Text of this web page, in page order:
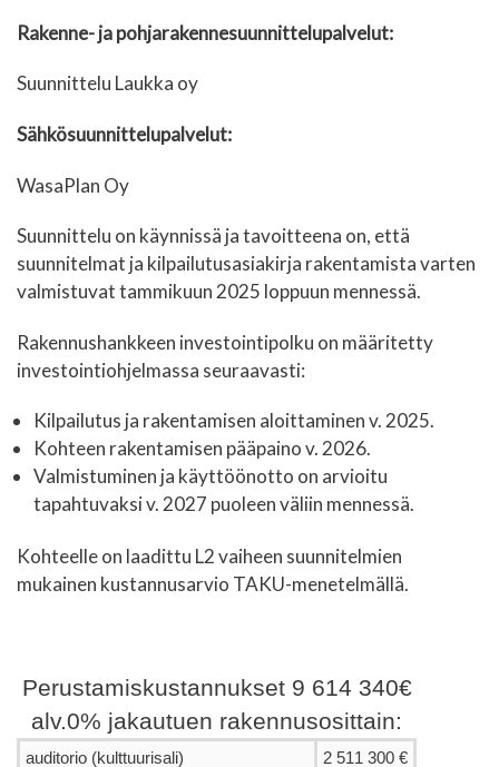
Rakenne- ja pohjarakennesuunnittelupalvelut:
Suunnittelu Laukka oy
Sähkösuunnittelupalvelut:
WasaPlan Oy
Suunnittelu on käynnissä ja tavoitteena on, että
suunnitelmat ja kilpailutusasiakirja rakentamista varten
valmistuvat tammikuun 2025 loppuun mennessä.
Rakennushankkeen investointipolku on määritetty
investointiohjelmassa seuraavasti:
Kilpailutus ja rakentamisen aloittaminen v. 2025.
Kohteen rakentamisen pääpaino v. 2026.
Valmistuminen ja käyttöönotto on arvioitu
tapahtuvaksi v. 2027 puoleen väliin mennessä.
Kohteelle on laadittu L2 vaiheen suunnitelmien
mukainen kustannusarvio TAKU-menetelmällä.
Perustamiskustannukset 9 614 340€
alv.0% jakautuen rakennusosittain:
auditorio (kulttuurisali) 2 511 300 €